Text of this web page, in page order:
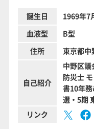
誕生日 1969年7
血液型 B型
住所 東京都中
自己紹介
中野区議
防災士
書10年務
選・5期
リンク